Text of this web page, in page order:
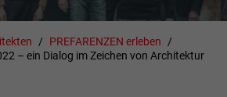
PREFARENZEN erleben
– ein Dialog im Zeichen von Architektur